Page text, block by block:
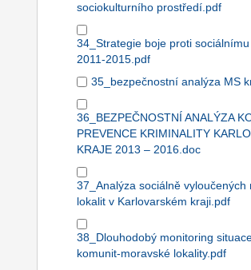
sociokulturního prostředí.pdf
34_Strategie boje proti
2011-2015.pdf
35_bezpečnostní analýza MS
36_BEZPEČNOSTNÍ ANALÝZA
PREVENCE KRIMINALITY
KRAJE 2013 – 2016.doc
37_Analýza sociálně vyloučených
lokalit v Karlovarském kraji.pdf
38_Dlouhodobý monitoring
komunit-moravské lokality.pdf